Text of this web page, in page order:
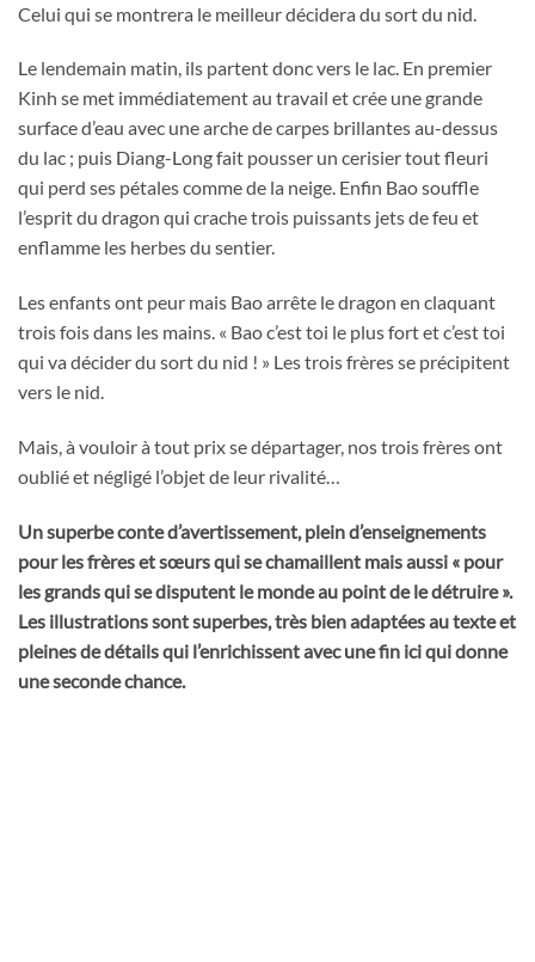
Celui qui se montrera le meilleur décidera du sort du nid.
Le lendemain matin, ils partent donc vers le lac. En premier
Kinh se met immédiatement au travail et crée une grande
surface d’eau avec une arche de carpes brillantes au-dessus
du lac ; puis Diang-Long fait pousser un cerisier tout fleuri
qui perd ses pétales comme de la neige. Enfin Bao souffle
l’esprit du dragon qui crache trois puissants jets de feu et
enflamme les herbes du sentier.
Les enfants ont peur mais Bao arrête le dragon en claquant
trois fois dans les mains. « Bao c’est toi le plus fort et c’est toi
qui va décider du sort du nid ! » Les trois frères se précipitent
vers le nid.
Mais, à vouloir à tout prix se départager, nos trois frères ont
oublié et négligé l’objet de leur rivalité…
Un superbe conte d’avertissement, plein d’enseignements
pour les frères et sœurs qui se chamaillent mais aussi « pour
les grands qui se disputent le monde au point de le détruire ».
Les illustrations sont superbes, très bien adaptées au texte et
pleines de détails qui l’enrichissent avec une fin ici qui donne
une seconde chance.